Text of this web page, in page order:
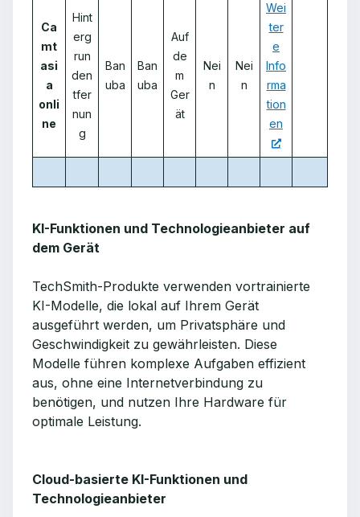
Ca
mt
asi
a
onli
ne
Hint
erg
run
den
tfer
nun
g
Ban
uba
Ban
uba
Auf
de
m
Ger
ät
Nei
n
Nei
n
Wei
ter
e
Info
rma
tion
en
KI-Funktionen und Technologieanbieter auf
dem Gerät
TechSmith-Produkte verwenden vortrainierte
KI-Modelle, die lokal auf Ihrem Gerät
ausgeführt werden, um Privatsphäre und
Geschwindigkeit zu gewährleisten. Diese
Modelle führen komplexe Aufgaben effizient
aus, ohne eine Internetverbindung zu
benötigen, und nutzen Ihre Hardware für
optimale Leistung.
Cloud-basierte KI-Funktionen und
Technologieanbieter